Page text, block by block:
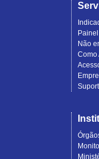
Não
Como